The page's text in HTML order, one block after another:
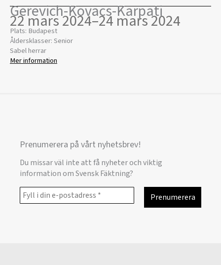
Gerevich-Kovacs-Karpati
22 mars 2024–24 mars 2024
Plats: Budapest
Åldersklasser: Senior
Sabel herrar
Mer information
Prenumerera på vårt nyhetsbrev!
Du missar väl inte att få nyheter och viktig
information om Svensk Fäktning?